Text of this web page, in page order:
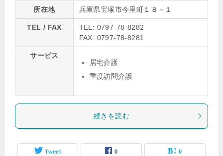
所在地 兵庫県宝塚市今里町１８－１
TEL / FAX
TEL: 0797-78-8282
FAX: 0797-78-8281
サービス
居宅介護
重度訪問介護
続きを読む
Tweet 0 0